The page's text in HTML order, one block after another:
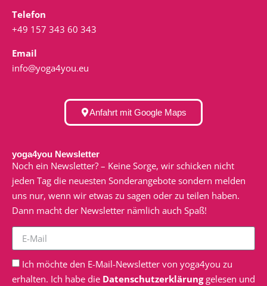
Telefon
+49 157 343 60 343
Email
info@yoga4you.eu
Anfahrt mit Google Maps
yoga4you Newsletter
Noch ein Newsletter? – Keine Sorge, wir schicken nicht
jeden Tag die neuesten Sonderangebote sondern melden
uns nur, wenn wir etwas zu sagen oder zu teilen haben.
Dann macht der Newsletter nämlich auch Spaß!
Ich möchte den E-Mail-Newsletter von yoga4you zu
erhalten. Ich habe die Datenschutzerklärunggelesen und